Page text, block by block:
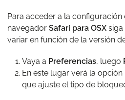
Para acceder a la configuración
navegador Safari para OSX siga
variar en función de la versión
Vaya a Preferencias, luego
En este lugar verá la opción
que ajuste el tipo de